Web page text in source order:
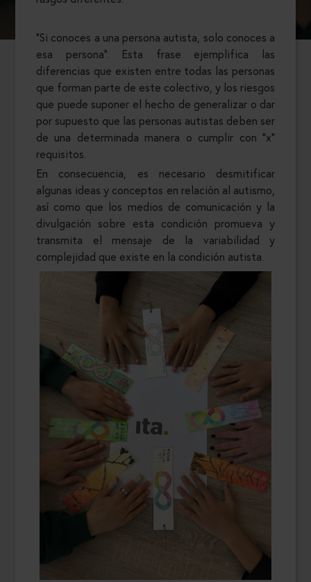
“Si conoces a una persona autista, solo conoces a
esa persona”. Esta frase ejemplifica las
diferencias que existen entre todas las personas
que forman parte de este colectivo, y los riesgos
que puede suponer el hecho de generalizar o dar
por supuesto que las personas autistas deben ser
de una determinada manera o cumplir con “x”
requisitos.
En consecuencia, es necesario desmitificar
algunas ideas y conceptos en relación al autismo,
así como que los medios de comunicación y la
divulgación sobre esta condición promueva y
transmita el mensaje de la variabilidad y
complejidad que existe en la condición autista.